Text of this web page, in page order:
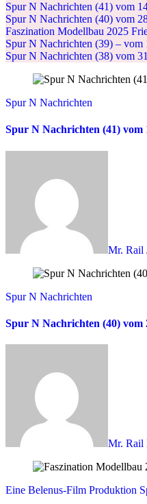
Spur N Nachrichten (41) vom
Spur N Nachrichten (40) vom
Faszination Modellbau 2025
Spur N Nachrichten (39) – vom
Spur N Nachrichten (38) vom
Spur N Nachrichten
Spur N Nachrichten (41) vom
Mr. Rail
Spur N Nachrichten
Spur N Nachrichten (40) vom
Mr. Rail
Eine Belenus-Film Produktion